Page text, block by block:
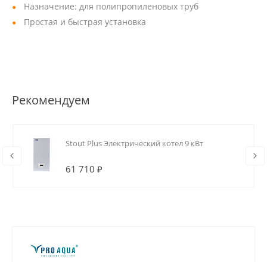
Назначение: для полипропиленовых труб
Простая и быстрая установка
Рекомендуем
Stout Plus Электрический котел 9 кВт
61 710 ₽